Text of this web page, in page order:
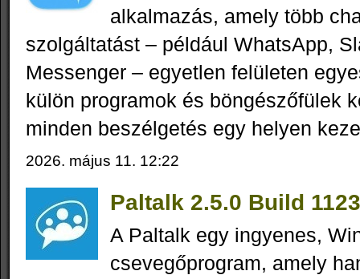
alkalmazás, amely több
szolgáltatást – például WhatsApp,
Messenger – egyetlen felületen
külön programok és böngészőfülek
minden beszélgetés egy helyen
2026. május 11. 12:22
Paltalk 2.5.0 Build
A Paltalk egy ingyenes,
csevegőprogram, amely